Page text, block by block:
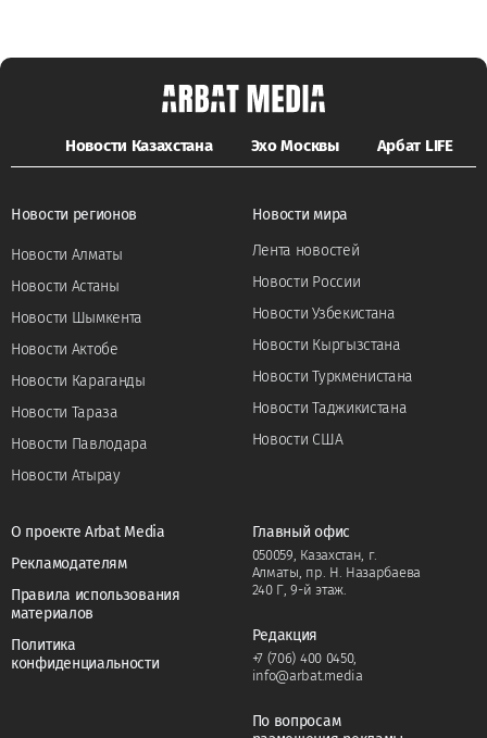
Новости Казахстана Эхо Москвы Арбат LIFE
Новости регионов
Новости Алматы
Новости Астаны
Новости Шымкента
Новости Актобе
Новости Караганды
Новости Тараза
Новости Павлодара
Новости Атырау
Новости мира
Лента новостей
Новости России
Новости Узбекистана
Новости Кыргызстана
Новости Туркменистана
Новости Таджикистана
Новости США
О проекте Arbat Media
Рекламодателям
Правила использования
материалов
Политика
конфиденциальности
Главный офис
050059, Казахстан, г.
Алматы, пр. Н. Назарбаева
240 Г, 9-й этаж.
Редакция
+7 (706) 400 0450,
info@arbat.media
По вопросам